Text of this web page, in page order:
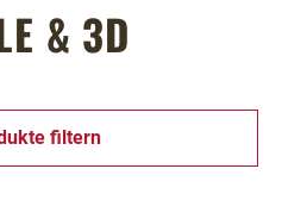
& 3D
filtern